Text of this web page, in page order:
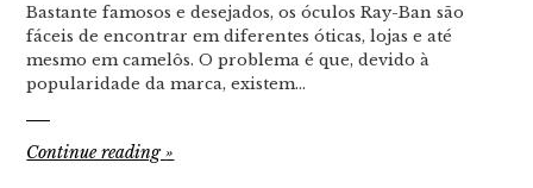
Bastante famosos e desejados, os óculos Ray-Ban são
fáceis de encontrar em diferentes óticas, lojas e até
mesmo em camelôs. O problema é que, devido à
popularidade da marca, existem…
Continue reading»